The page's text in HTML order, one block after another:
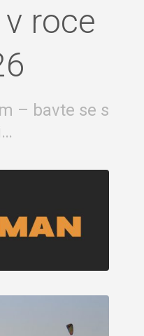
roce
– bavte se s